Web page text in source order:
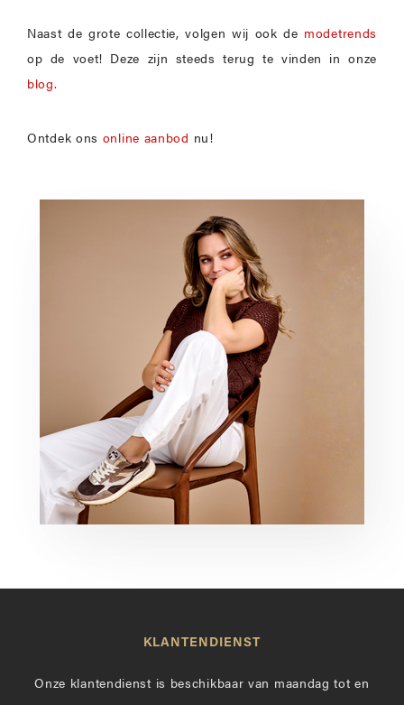
Naast de grote collectie, volgen wij ook de modetrends
op de voet! Deze zijn steeds terug te vinden in onze
blog.
Ontdek ons online aanbod nu!
KLANTENDIENST
Onze klantendienst is beschikbaar van maandag tot en